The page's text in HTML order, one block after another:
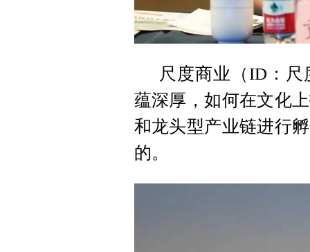
尺度商业（ID：
蕴深厚，如何在文化
和龙头型产业链进行
的。